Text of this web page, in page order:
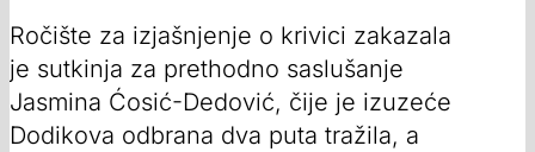
Ročište za izjašnjenje o krivici zakazala
je sutkinja za prethodno saslušanje
Jasmina Ćosić-Dedović, čije je izuzeće
Dodikova odbrana dva puta tražila, a